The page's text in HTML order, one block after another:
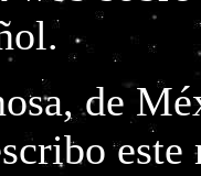
de